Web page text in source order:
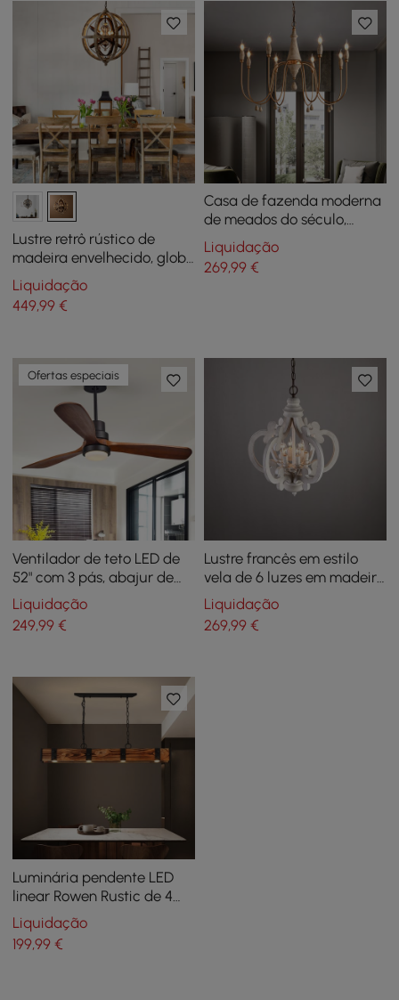
Lustre retrô rústico de
madeira envelhecido, globo
de metal, orb, cristal, de 5
luzes, médio
Liquidação
449,99 €
Casa de fazenda moderna
de meados do século,
lustre de 8 luzes em estilo
vela, luminária pendente
de madeira em ouro
Liquidação
269,99€
Ofertas especiais
Ventilador de teto LED de
52" com 3 pás, abajur de
vidro e controle remoto em
preto e nogueira
Liquidação
249,99 €
Lustre francês em estilo
vela de 6 luzes em madeira
e ferro envelhecido em
branco envelhecido
Liquidação
269,99€
Luminária pendente LED
linear Rowen Rustic de 4
luzes Rust Wood & Metal
Island
Liquidação
199,99 €